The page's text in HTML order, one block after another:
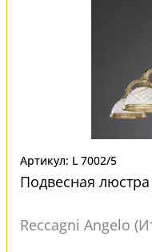
Артикул: L 7002/5
Подвесная
Reccagni Angelo